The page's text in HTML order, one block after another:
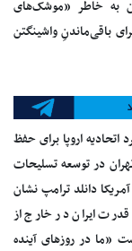
به خاطر «موشک‌های
باقی‌ماندنِ واشینگتن
اروپا برای حفظ
در توسعه تسلیحات
دانلد ترامپ نشان
قدرت ایران در خارج از
«ما در روزهای آینده